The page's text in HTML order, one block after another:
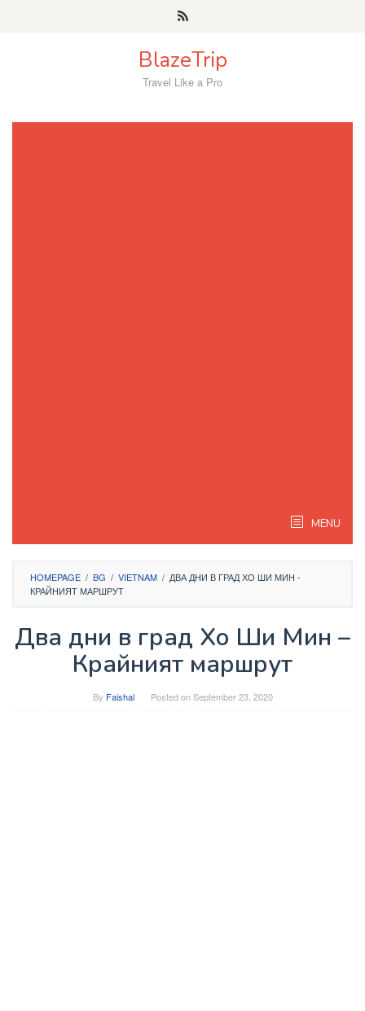
BlazeTrip
Travel Like a Pro
MENU
HOMEPAGE / BG / VIETNAM / ДВА ДНИ В ГРАД ХО ШИ МИН -
КРАЙНИЯТ МАРШРУТ
Два дни в град Хо Ши Мин –
Крайният маршрут
By Faishal Posted onSeptember 23, 2020